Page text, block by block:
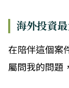
海外投資
在陪伴這個案
屬問我的問題